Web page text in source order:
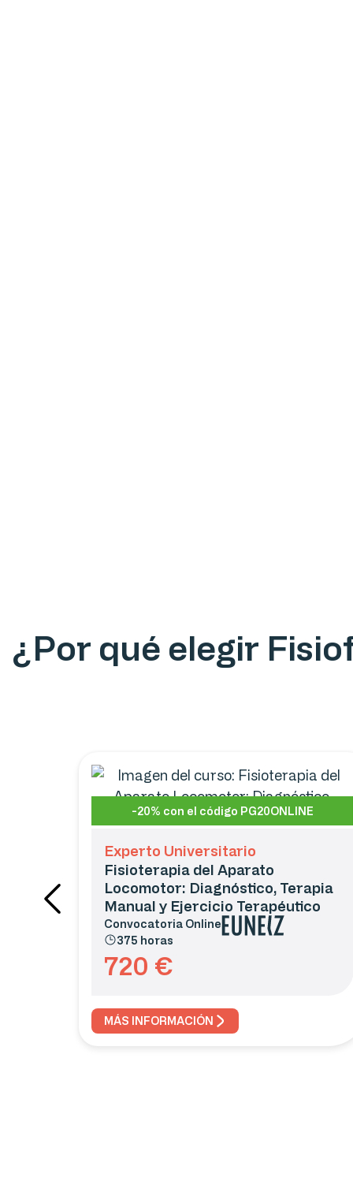
¿Por qué elegir
-20% con el código PG20ONLINE
Experto Universitario
Fisioterapia del Aparato
Locomotor: Diagnóstico, Terapia
Manual y Ejercicio Terapéutico
Convocatoria Online
375 horas
720 €
MÁS INFORMACIÓN